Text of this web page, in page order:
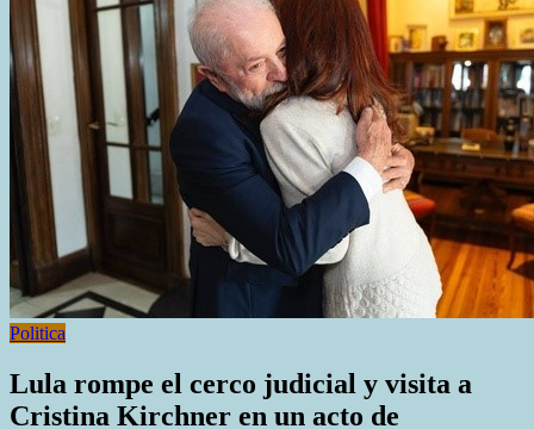
Politica
Lula rompe el cerco judicial y visita a
Cristina Kirchner en un acto de